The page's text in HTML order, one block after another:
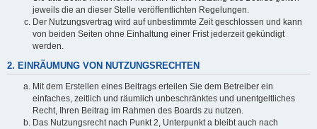
jeweils die an dieser Stelle veröffentlichten Regelungen.
Der Nutzungsvertrag wird auf unbestimmte Zeit geschlossen und kann
von beiden Seiten ohne Einhaltung einer Frist jederzeit gekündigt
werden.
2. EINRÄUMUNG VON NUTZUNGSRECHTEN
Mit dem Erstellen eines Beitrags erteilen Sie dem Betreiber ein
einfaches, zeitlich und räumlich unbeschränktes und unentgeltliches
Recht, Ihren Beitrag im Rahmen des Boards zu nutzen.
Das Nutzungsrecht nach Punkt 2, Unterpunkt a bleibt auch nach